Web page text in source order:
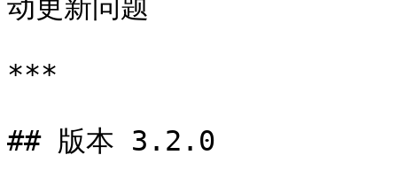
动更新问题
***
## 版本 3.2.0